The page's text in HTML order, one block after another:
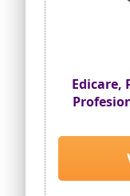
Edicare,